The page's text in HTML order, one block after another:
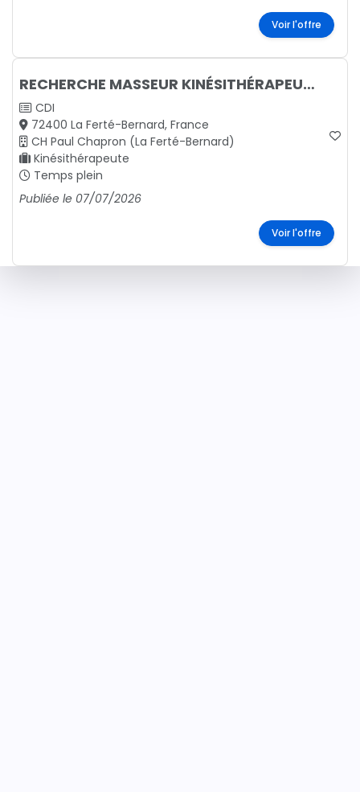
Voir l'offre
RECHERCHE MASSEUR KINÉSITHÉRAPEUTE H/F à 100%
CDI
72400 La Ferté-Bernard, France
CH Paul Chapron (La Ferté-Bernard)
Kinésithérapeute
Temps plein
Publiée le 07/07/2026
Voir l'offre